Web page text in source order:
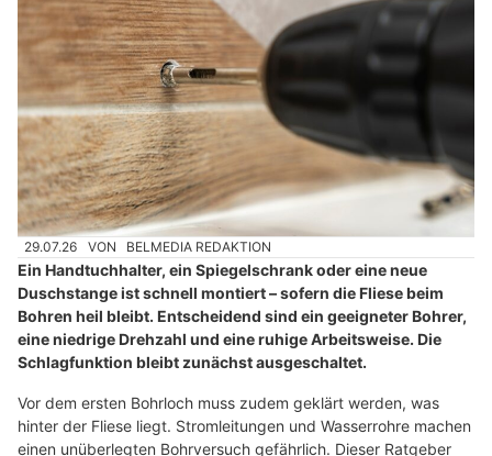
29.07.26 VON BELMEDIA REDAKTION
Ein Handtuchhalter, ein Spiegelschrank oder eine neue
Duschstange ist schnell montiert – sofern die Fliese beim
Bohren heil bleibt. Entscheidend sind ein geeigneter Bohrer,
eine niedrige Drehzahl und eine ruhige Arbeitsweise. Die
Schlagfunktion bleibt zunächst ausgeschaltet.
Vor dem ersten Bohrloch muss zudem geklärt werden, was
hinter der Fliese liegt. Stromleitungen und Wasserrohre machen
einen unüberlegten Bohrversuch gefährlich. Dieser Ratgeber